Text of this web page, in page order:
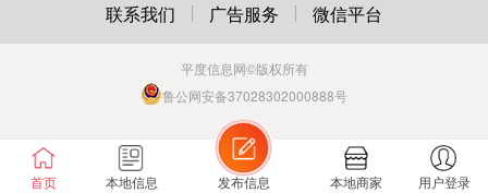
首页 本地信息 发布信息 本地商家 用户登录
联系我们 广告服务 微信平台
平度信息网©版权所有
鲁公网安备37028302000888号